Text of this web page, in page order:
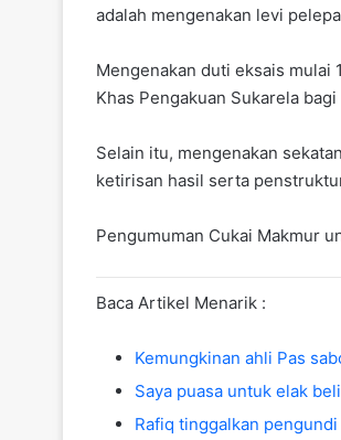
adalah mengenakan levi
Mengenakan duti eksais mulai
Khas Pengakuan Sukarela
Selain itu, mengenakan
ketirisan hasil serta
Pengumuman Cukai Makmur
Baca Artikel Menarik :
Kemungkinan ahli Pas
Saya puasa untuk elak
Rafiq tinggalkan